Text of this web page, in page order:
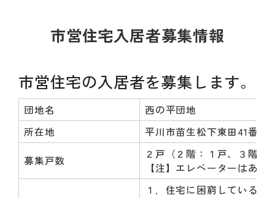
市営住宅入居者募集情報
市営住宅の入居者を募集します。
団地名
西の平団地
所在地
平川市苗生松下東田41番地
募集戸数
２戸（２階：１戸、３階
【注】エレベーターはあ
１．住宅に困窮している